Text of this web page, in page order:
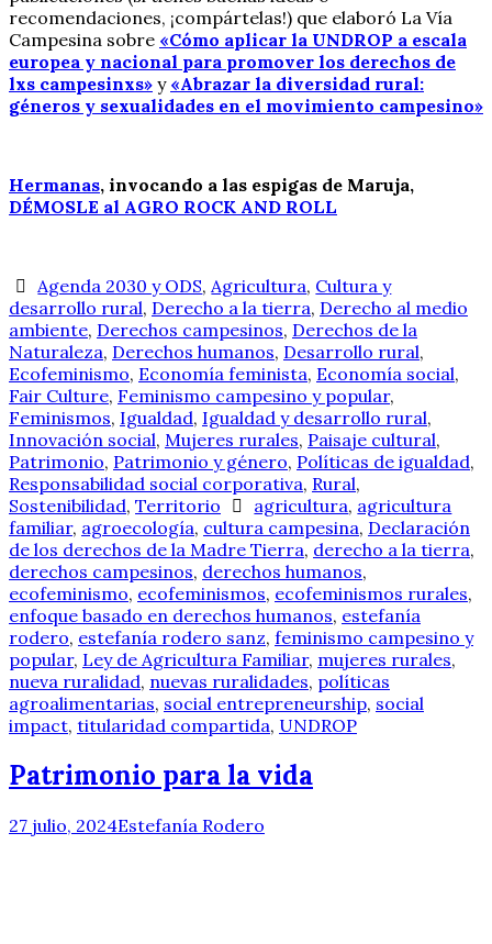
recomendaciones, ¡compártelas!) que elaboró La Vía
Campesina sobre «Cómo aplicar la UNDROP a escala
europea y nacional para promover los derechos de
lxs campesinxs» y «Abrazar la diversidad rural:
géneros y sexualidades en el movimiento campesino»
Hermanas, invocando a las espigas de Maruja,
DÉMOSLE al AGRO ROCK AND ROLL
Agenda 2030 y ODS, Agricultura, Cultura y
desarrollo rural, Derecho a la tierra, Derecho al medio
ambiente, Derechos campesinos, Derechos de la
Naturaleza, Derechos humanos, Desarrollo rural,
Ecofeminismo, Economía feminista, Economía social,
Fair Culture, Feminismo campesino y popular,
Feminismos, Igualdad, Igualdad y desarrollo rural,
Innovación social, Mujeres rurales, Paisaje cultural,
Patrimonio, Patrimonio y género, Políticas de igualdad,
Responsabilidad social corporativa, Rural,
Sostenibilidad, Territorio agricultura, agricultura
familiar, agroecología, cultura campesina, Declaración
de los derechos de la Madre Tierra, derecho a la tierra,
derechos campesinos, derechos humanos,
ecofeminismo, ecofeminismos, ecofeminismos rurales,
enfoque basado en derechos humanos, estefanía
rodero, estefanía rodero sanz, feminismo campesino y
popular, Ley de Agricultura Familiar, mujeres rurales,
nueva ruralidad, nuevas ruralidades, políticas
agroalimentarias, social entrepreneurship, social
impact, titularidad compartida, UNDROP
Patrimonio para la vida
27 julio, 2024Estefanía Rodero